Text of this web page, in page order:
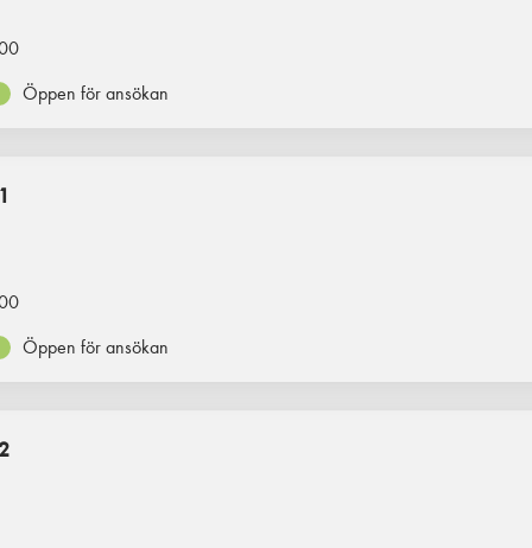
Öppen för ansökan
Öppen för ansökan